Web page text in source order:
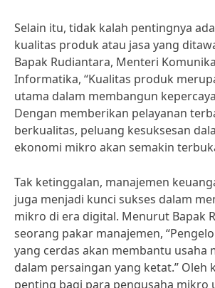
Selain itu, tidak kalah pentingnya
kualitas produk atau jasa yang
Bapak Rudiantara, Menteri
Informatika, “Kualitas produk
utama dalam membangun
Dengan memberikan pelayanan
berkualitas, peluang kesuksesan
ekonomi mikro akan semakin
Tak ketinggalan, manajemen
juga menjadi kunci sukses dalam
mikro di era digital. Menurut Bapak
seorang pakar manajemen,
yang cerdas akan membantu usaha
dalam persaingan yang ketat.” Oleh
penting bagi para pengusaha mikro